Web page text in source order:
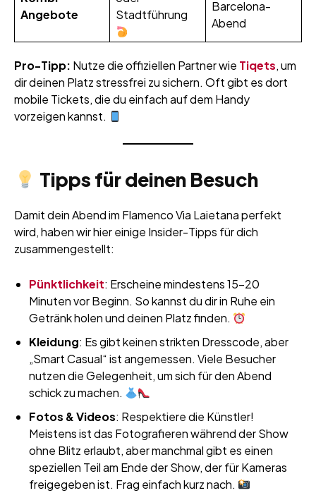
Angebote
Stadtführung
Barcelona-
Abend
Pro-Tipp: Nutze die offiziellen Partner wie Tiqets, um
dir deinen Platz stressfrei zu sichern. Oft gibt es dort
mobile Tickets, die du einfach auf dem Handy
vorzeigen kannst.
Tipps für deinen Besuch
Damit dein Abend im Flamenco Via Laietana perfekt
wird, haben wir hier einige Insider-Tipps für dich
zusammengestellt:
Pünktlichkeit: Erscheine mindestens 15–20
Minuten vor Beginn. So kannst du dir in Ruhe ein
Getränk holen und deinen Platz finden.
Kleidung: Es gibt keinen strikten Dresscode, aber
„Smart Casual“ ist angemessen. Viele Besucher
nutzen die Gelegenheit, um sich für den Abend
schick zu machen.
Fotos & Videos: Respektiere die Künstler!
Meistens ist das Fotografieren während der Show
ohne Blitz erlaubt, aber manchmal gibt es einen
speziellen Teil am Ende der Show, der für Kameras
freigegeben ist. Frag einfach kurz nach.